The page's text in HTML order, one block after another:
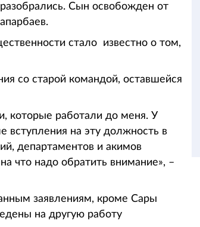
Сын освобожден от
стало известно о том,
со старой командой, оставшейся
которые работали до меня. У
вступления на эту должность в
департаментов и акимов
что надо обратить внимание», –
заявлениям, кроме Сары
на другую работу